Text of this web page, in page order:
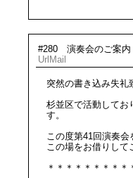
#280 演奏会のご案
Url Mail
突然の書き込み失礼
杉並区で活動してお
す。
この度第41回演奏会
この場をお借りして
＊＊＊＊＊＊＊＊＊